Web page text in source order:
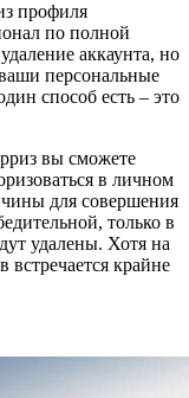
профиля
по полной
аккаунта, но
персональные
способ есть – это
вы сможете
в личном
для совершения
только в
удалены. Хотя на
встречается крайне